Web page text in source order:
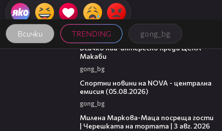
Всички TRENDING gong_bg
01:13
Всичко най-интересно преди ЦСКА -
Макаби
gong_bg
Спортни новини на NOVA - централна
емисия (05.08.2026)
gong_bg
Милена Маркова-Маца посреща гости
| Черешката на тортата | 3 авг. 2026